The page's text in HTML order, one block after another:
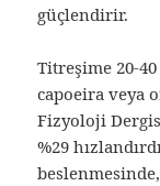
güçlendirir.
Titreşime 20-
capoeira veya
Fizyoloji
%29